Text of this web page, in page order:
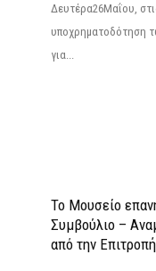
Δευτέρα26Μαΐου,
υποχρηματοδότηση
για...
Το Μουσείο
Συμβούλιο –
από την Επιτροπή